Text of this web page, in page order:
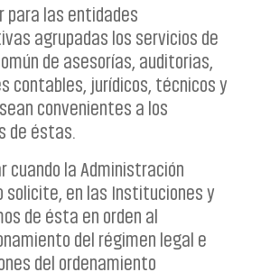
para las entidades
agrupadas los servicios de
de asesorías, auditorias,
contables, jurídicos, técnicos y
convenientes a los
de éstas.
cuando la Administración
solicite, en las Instituciones y
de ésta en orden al
del régimen legal e
del ordenamiento